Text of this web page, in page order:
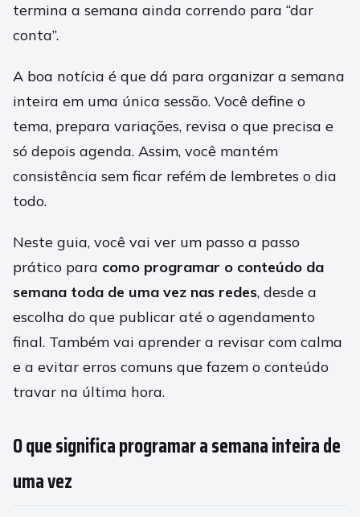
termina a semana ainda correndo para “dar
conta”.
A boa notícia é que dá para organizar a semana
inteira em uma única sessão. Você define o
tema, prepara variações, revisa o que precisa e
só depois agenda. Assim, você mantém
consistência sem ficar refém de lembretes o dia
todo.
Neste guia, você vai ver um passo a passo
prático para como programar o conteúdo da
semana toda de uma vez nas redes, desde a
escolha do que publicar até o agendamento
final. Também vai aprender a revisar com calma
e a evitar erros comuns que fazem o conteúdo
travar na última hora.
O que significa programar a semana inteira de
uma vez